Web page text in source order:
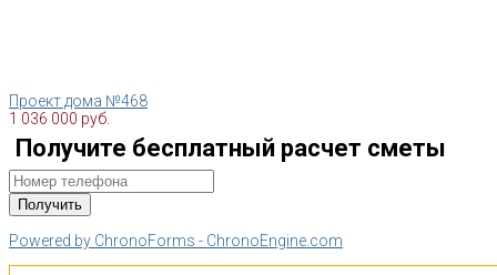
Проект дома №468
1 036 000 руб.
Получите бесплатный расчет сметы
Powered by ChronoForms - ChronoEngine.com